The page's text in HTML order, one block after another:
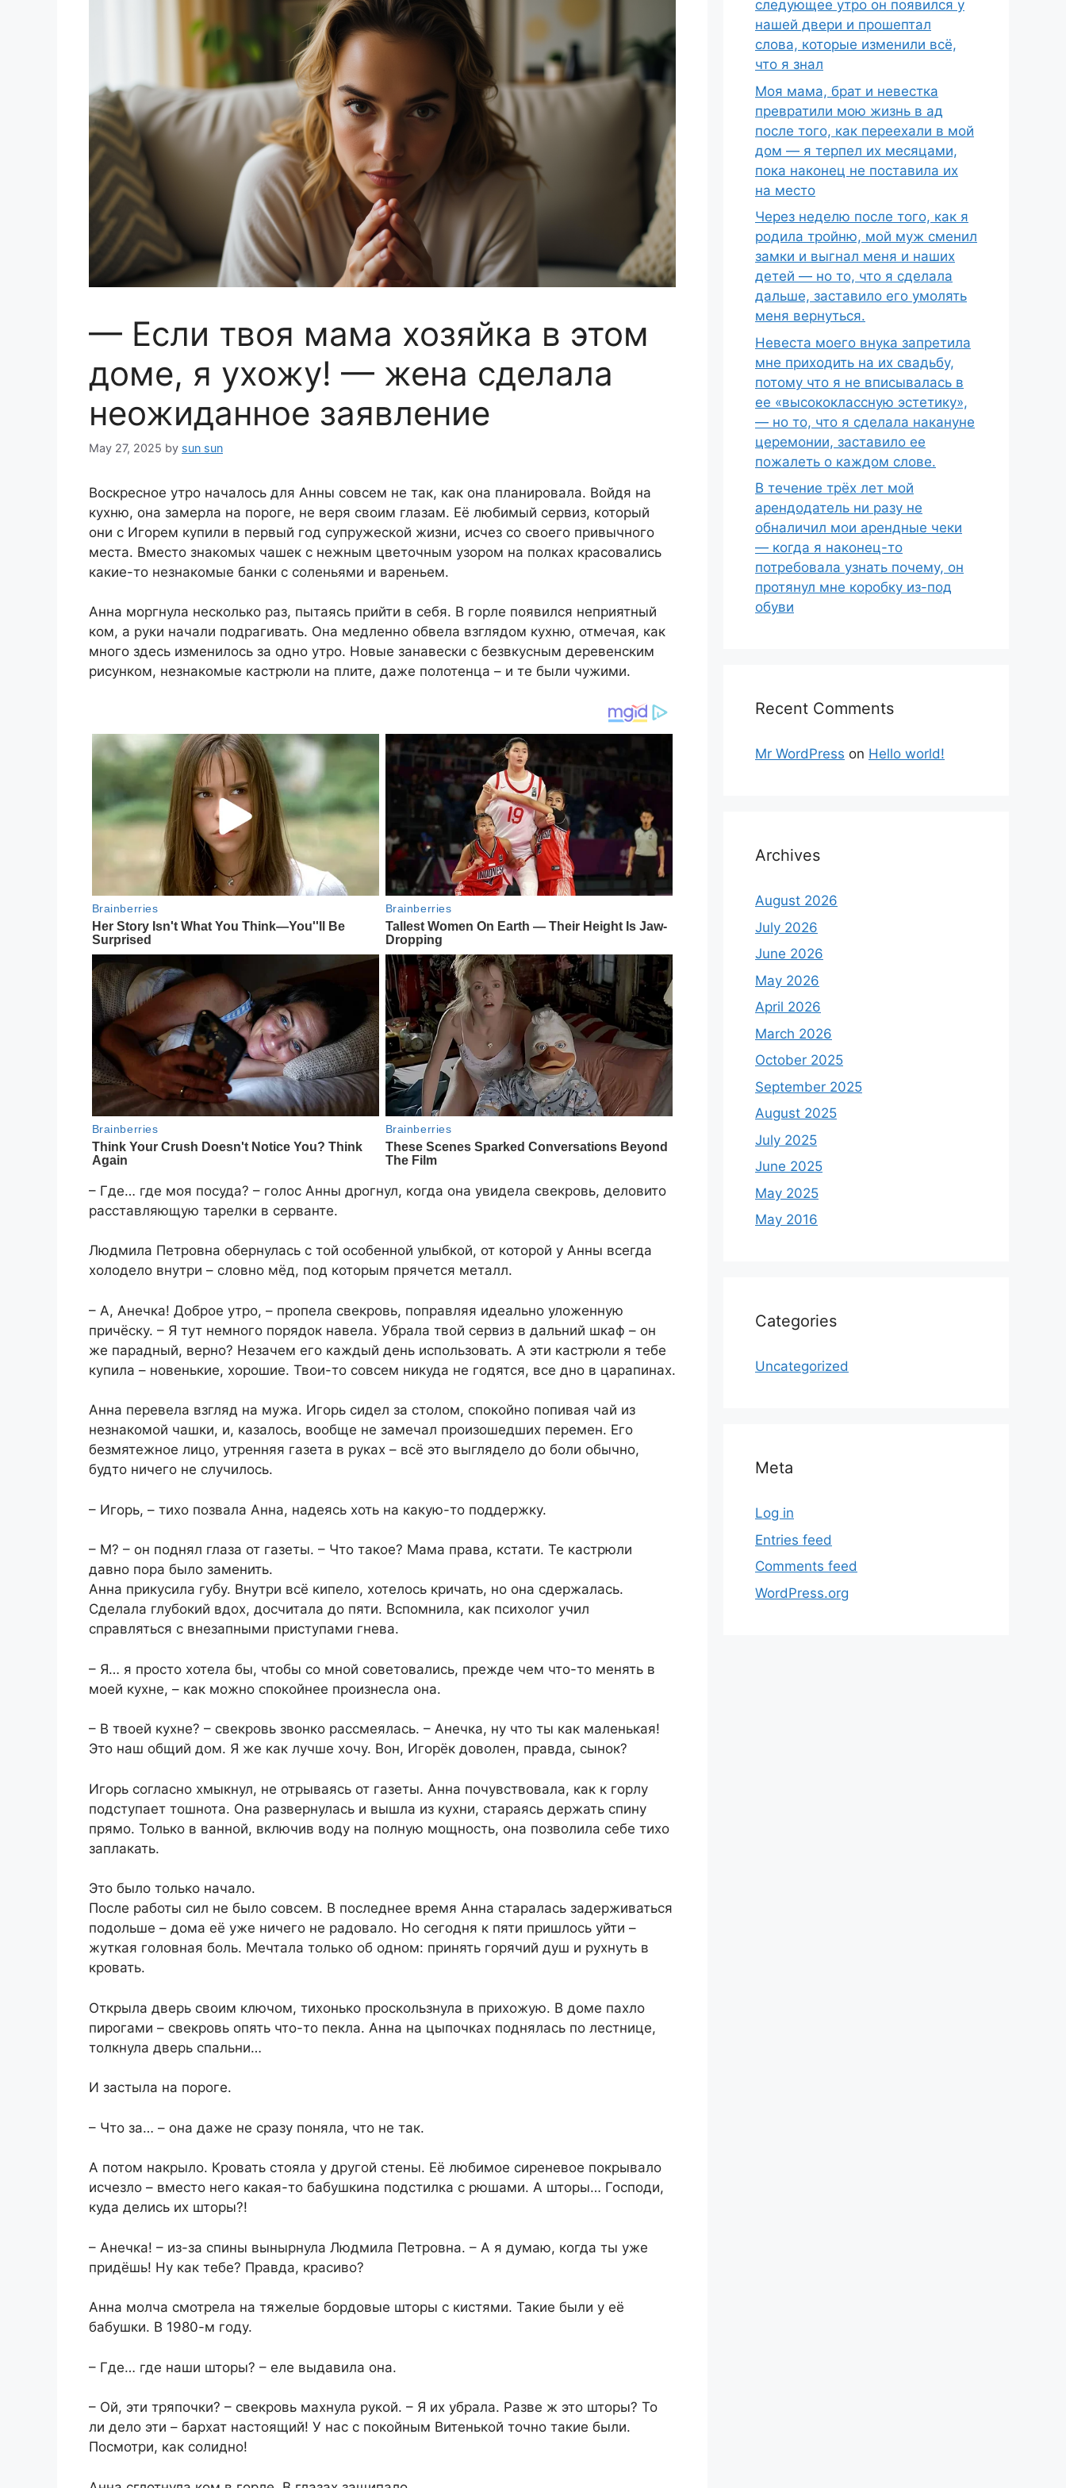
— Если твоя мама хозяйка в этом
доме, я ухожу! — жена сделала
неожиданное заявление
May 27, 2025 by sun sun
Воскресное утро началось для Анны совсем не так, как она планировала. Войдя на
кухню, она замерла на пороге, не веря своим глазам. Её любимый сервиз, который
они с Игорем купили в первый год супружеской жизни, исчез со своего привычного
места. Вместо знакомых чашек с нежным цветочным узором на полках красовались
какие-то незнакомые банки с соленьями и вареньем.
Анна моргнула несколько раз, пытаясь прийти в себя. В горле появился неприятный
ком, а руки начали подрагивать. Она медленно обвела взглядом кухню, отмечая, как
много здесь изменилось за одно утро. Новые занавески с безвкусным деревенским
рисунком, незнакомые кастрюли на плите, даже полотенца – и те были чужими.
– Где… где моя посуда? – голос Анны дрогнул, когда она увидела свекровь, деловито
расставляющую тарелки в серванте.
Людмила Петровна обернулась с той особенной улыбкой, от которой у Анны всегда
холодело внутри – словно мёд, под которым прячется металл.
– А, Анечка! Доброе утро, – пропела свекровь, поправляя идеально уложенную
причёску. – Я тут немного порядок навела. Убрала твой сервиз в дальний шкаф – он
же парадный, верно? Незачем его каждый день использовать. А эти кастрюли я тебе
купила – новенькие, хорошие. Твои-то совсем никуда не годятся, все дно в царапинах.
Анна перевела взгляд на мужа. Игорь сидел за столом, спокойно попивая чай из
незнакомой чашки, и, казалось, вообще не замечал произошедших перемен. Его
безмятежное лицо, утренняя газета в руках – всё это выглядело до боли обычно,
будто ничего не случилось.
– Игорь, – тихо позвала Анна, надеясь хоть на какую-то поддержку.
– М? – он поднял глаза от газеты. – Что такое? Мама права, кстати. Те кастрюли
давно пора было заменить.
Анна прикусила губу. Внутри всё кипело, хотелось кричать, но она сдержалась.
Сделала глубокий вдох, досчитала до пяти. Вспомнила, как психолог учил
справляться с внезапными приступами гнева.
– Я… я просто хотела бы, чтобы со мной советовались, прежде чем что-то менять в
моей кухне, – как можно спокойнее произнесла она.
– В твоей кухне? – свекровь звонко рассмеялась. – Анечка, ну что ты как маленькая!
Это наш общий дом. Я же как лучше хочу. Вон, Игорёк доволен, правда, сынок?
Игорь согласно хмыкнул, не отрываясь от газеты. Анна почувствовала, как к горлу
подступает тошнота. Она развернулась и вышла из кухни, стараясь держать спину
прямо. Только в ванной, включив воду на полную мощность, она позволила себе тихо
заплакать.
Это было только начало.
После работы сил не было совсем. В последнее время Анна старалась задерживаться
подольше – дома её уже ничего не радовало. Но сегодня к пяти пришлось уйти –
жуткая головная боль. Мечтала только об одном: принять горячий душ и рухнуть в
кровать.
Открыла дверь своим ключом, тихонько проскользнула в прихожую. В доме пахло
пирогами – свекровь опять что-то пекла. Анна на цыпочках поднялась по лестнице,
толкнула дверь спальни…
И застыла на пороге.
– Что за… – она даже не сразу поняла, что не так.
А потом накрыло. Кровать стояла у другой стены. Её любимое сиреневое покрывало
исчезло – вместо него какая-то бабушкина подстилка с рюшами. А шторы… Господи,
куда делись их шторы?!
– Анечка! – из-за спины вынырнула Людмила Петровна. – А я думаю, когда ты уже
придёшь! Ну как тебе? Правда, красиво?
Анна молча смотрела на тяжелые бордовые шторы с кистями. Такие были у её
бабушки. В 1980-м году.
– Где… где наши шторы? – еле выдавила она.
– Ой, эти тряпочки? – свекровь махнула рукой. – Я их убрала. Разве ж это шторы? То
ли дело эти – бархат настоящий! У нас с покойным Витенькой точно такие были.
Посмотри, как солидно!
следующее утро он появился у
нашей двери и прошептал
слова, которые изменили всё,
что я знал
Моя мама, брат и невестка
превратили мою жизнь в ад
после того, как переехали в мой
дом — я терпел их месяцами,
пока наконец не поставила их
на место
Через неделю после того, как я
родила тройню, мой муж сменил
замки и выгнал меня и наших
детей — но то, что я сделала
дальше, заставило его умолять
меня вернуться.
Невеста моего внука запретила
мне приходить на их свадьбу,
потому что я не вписывалась в
ее «высококлассную эстетику»,
— но то, что я сделала накануне
церемонии, заставило ее
пожалеть о каждом слове.
В течение трёх лет мой
арендодатель ни разу не
обналичил мои арендные чеки
— когда я наконец-то
потребовала узнать почему, он
протянул мне коробку из-под
обуви
Recent Comments
Mr WordPress on Hello world!
Archives
August 2026
July 2026
June 2026
May 2026
April 2026
March 2026
October 2025
September 2025
August 2025
July 2025
June 2025
May 2025
May 2016
Categories
Uncategorized
Meta
Log in
Entries feed
Comments feed
WordPress.org